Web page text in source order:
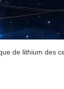
de lithium des